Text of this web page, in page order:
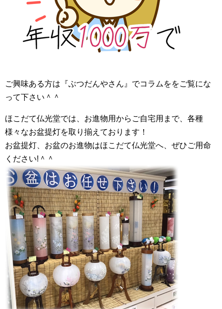
ご興味ある方は『ぶつだんやさん』でコラムををご覧にな
って下さい＾＾
ほこだて仏光堂では、お進物用からご自宅用まで、各種
様々なお盆提灯を取り揃えております！
お盆提灯、お盆のお進物はほこだて仏光堂へ、ぜひご用命
ください!＾＾